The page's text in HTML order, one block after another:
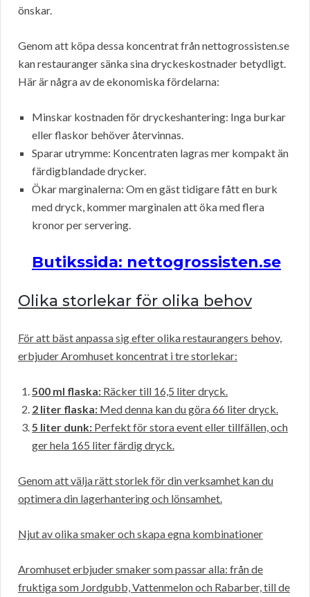
önskar.
Genom att köpa dessa koncentrat från nettogrossisten.se
kan restauranger sänka sina dryckeskostnader betydligt.
Här är några av de ekonomiska fördelarna:
Minskar kostnaden för dryckeshantering: Inga burkar
eller flaskor behöver återvinnas.
Sparar utrymme: Koncentraten lagras mer kompakt än
färdigblandade drycker.
Ökar marginalerna: Om en gäst tidigare fått en burk
med dryck, kommer marginalen att öka med flera
kronor per servering.
Butikssida: nettogrossisten.se
Olika storlekar för olika behov
För att bäst anpassa sig efter olika restaurangers behov,
erbjuder Aromhuset koncentrat i tre storlekar:
500 ml flaska: Räcker till 16,5 liter dryck.
2 liter flaska: Med denna kan du göra 66 liter dryck.
5 liter dunk: Perfekt för stora event eller tillfällen, och
ger hela 165 liter färdig dryck.
Genom att välja rätt storlek för din verksamhet kan du
optimera din lagerhantering och lönsamhet.
Njut av olika smaker och skapa egna kombinationer
Aromhuset erbjuder smaker som passar alla: från de
fruktiga som Jordgubb, Vattenmelon och Rabarber, till de